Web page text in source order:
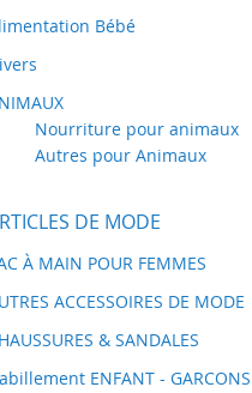
Bébé
Nourriture pour animaux
Autres pour Animaux
DE MODE
À MAIN POUR FEMMES
ACCESSOIRES DE MODE
& SANDALES
ENFANT - GARCONS